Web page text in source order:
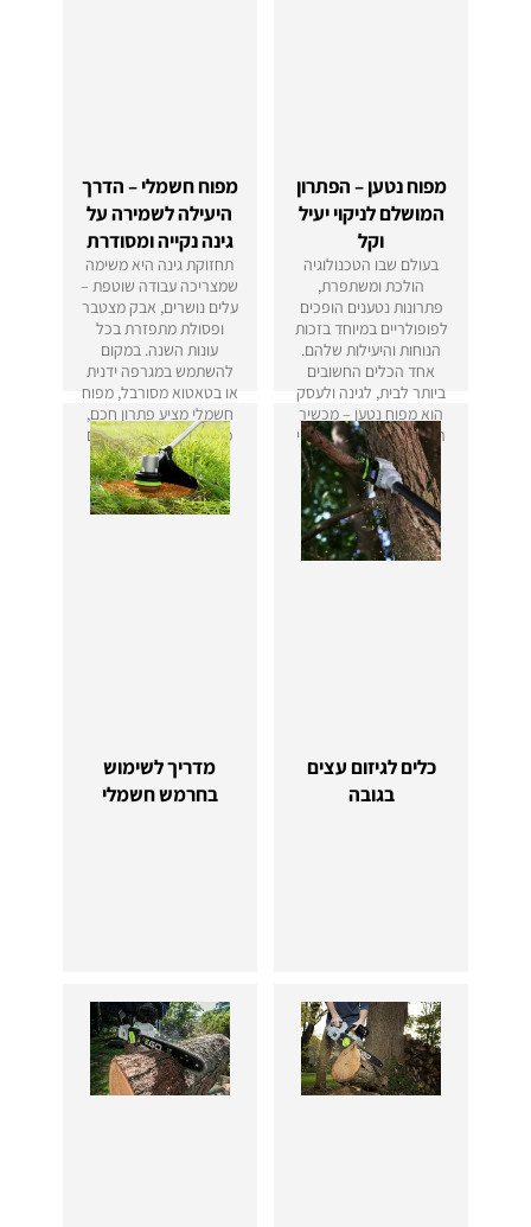
מפוח נטען – הפתרון
המושלם לניקוי יעיל
וקל
בעולם שבו הטכנולוגיה
הולכת ומשתפרת,
פתרונות נטענים הופכים
לפופולריים במיוחד בזכות
הנוחות והיעילות שלהם.
אחד הכלים החשובים
ביותר לבית, לגינה ולעסק
הוא מפוח נטען – מכשיר
רב-תכליתי המסייע בניקוי
עלים, אבק ולכלוך ללא
צורך בחיבור לחשמל.
מפוח חשמלי – הדרך
היעילה לשמירה על
גינה נקייה ומסודרת
תחזוקת גינה היא משימה
שמצריכה עבודה שוטפת –
עלים נושרים, אבק מצטבר
ופסולת מתפזרת בכל
עונות השנה. במקום
להשתמש במגרפה ידנית
או בטאטוא מסורבל, מפוח
חשמלי מציע פתרון חכם,
מהיר ויעיל לניקוי שטחים
פתוחים כמו חצרות,
שבילים, מדשאות
ומרפסות.
כלים לגיזום עצים
בגובה
מדריך לשימוש
בחרמש חשמלי